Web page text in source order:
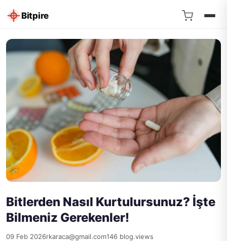
Bitpire
Bitlerden Nasıl Kurtulursunuz? İşte
Bilmeniz Gerekenler!
09 Feb 2026rkaraca@gmail.com146 blog.views